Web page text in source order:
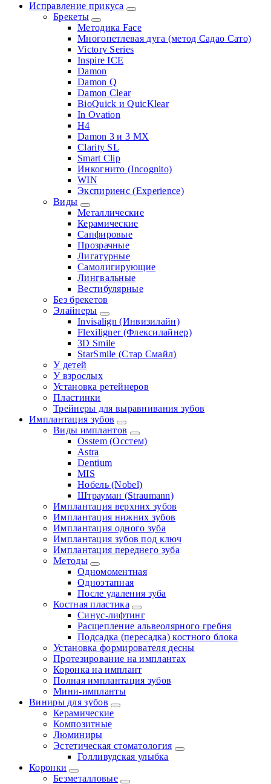
Исправление прикуса
Брекеты
Методика Face
Многопетлевая дуга (метод Садао Сато)
Victory Series
Inspire ICE
Damon
Damon Q
Damon Clear
BioQuick и QuicKlear
In Ovation
H4
Damon 3 и 3 MX
Clarity SL
Smart Clip
Инкогнито (Incognito)
WIN
Экспириенс (Experience)
Виды
Металлические
Керамические
Сапфировые
Прозрачные
Лигатурные
Самолигирующие
Лингвальные
Вестибулярные
Без брекетов
Элайнеры
Invisalign (Инвизилайн)
Flexiligner (Флексилайнер)
3D Smile
StarSmile (Стар Смайл)
У детей
У взрослых
Установка ретейнеров
Пластинки
Трейнеры для выравнивания зубов
Имплантация зубов
Виды имплантов
Osstem (Осстем)
Astra
Dentium
MIS
Нобель (Nobel)
Штрауман (Straumann)
Имплантация верхних зубов
Имплантация нижних зубов
Имплантация одного зуба
Имплантация зубов под ключ
Имплантация переднего зуба
Методы
Одномоментная
Одноэтапная
После удаления зуба
Костная пластика
Синус-лифтинг
Расщепление альвеолярного гребня
Подсадка (пересадка) костного блока
Установка формирователя десны
Протезирование на имплантах
Коронка на имплант
Полная имплантация зубов
Мини-импланты
Виниры для зубов
Керамические
Композитные
Люминиры
Эстетическая стоматология
Голливудская улыбка
Коронки
Безметалловые